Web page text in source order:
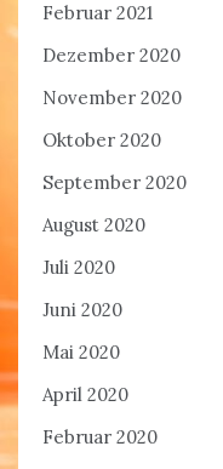
Februar 2021
Dezember 2020
November 2020
Oktober 2020
September 2020
August 2020
Juli 2020
Juni 2020
Mai 2020
April 2020
Februar 2020